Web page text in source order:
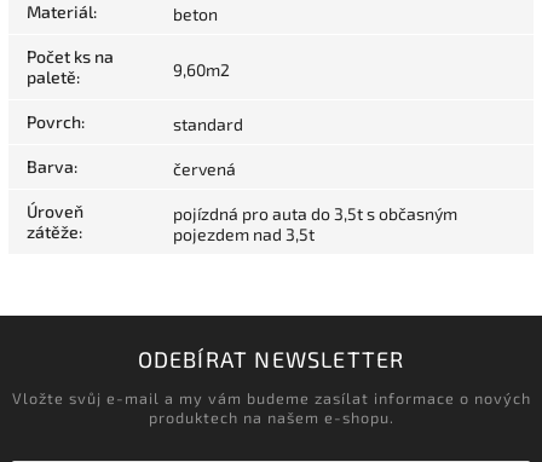
Materiál: beton
Počet ks na
paletě: 9,60m2
Povrch: standard
Barva: červená
Úroveň
zátěže:
pojízdná pro auta do 3,5t s občasným
pojezdem nad 3,5t
ODEBÍRAT NEWSLETTER
Vložte svůj e-mail a my vám budeme zasílat informace o nových
produktech na našem e-shopu.